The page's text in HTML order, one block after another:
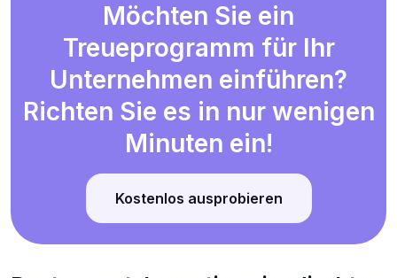
Möchten Sie ein
Treueprogramm für Ihr
Unternehmen einführen?
Richten Sie es in nur wenigen
Minuten ein!
Kostenlos ausprobieren